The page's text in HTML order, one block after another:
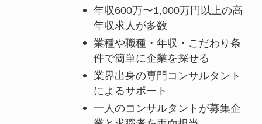
年収600万〜1,000万円以上の高
年収求人が多数
業種や職種・年収・こだわり条
件で簡単に企業を探せる
業界出身の専門コンサルタント
によるサポート
一人のコンサルタントが募集企